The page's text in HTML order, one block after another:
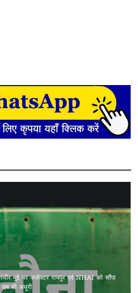
मुद्दे पर कलेक्टर रायपुर एवं NHAI को सौंपा
अब भी अधूरी